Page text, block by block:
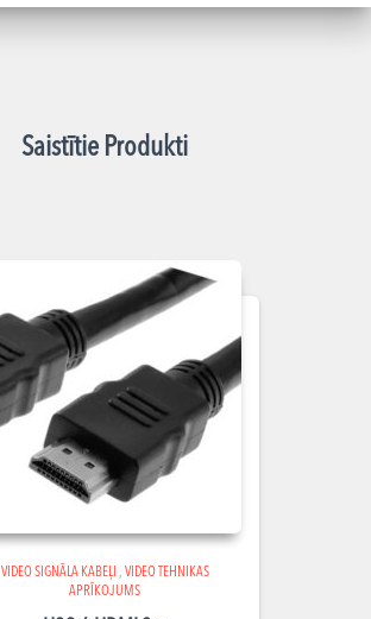
Saistītie Produkti
VIDEO SIGNĀLA KABEĻI , VIDEO TEHNIKAS
APRĪKOJUMS